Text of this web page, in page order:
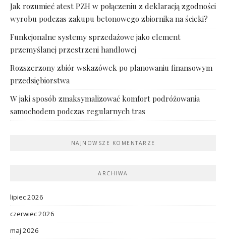
Jak rozumieć atest PZH w połączeniu z deklaracją zgodności
wyrobu podczas zakupu betonowego zbiornika na ścieki?
Funkcjonalne systemy sprzedażowe jako element
przemyślanej przestrzeni handlowej
Rozszerzony zbiór wskazówek po planowaniu finansowym
przedsiębiorstwa
W jaki sposób zmaksymalizować komfort podróżowania
samochodem podczas regularnych tras
NAJNOWSZE KOMENTARZE
ARCHIWA
lipiec 2026
czerwiec 2026
maj 2026